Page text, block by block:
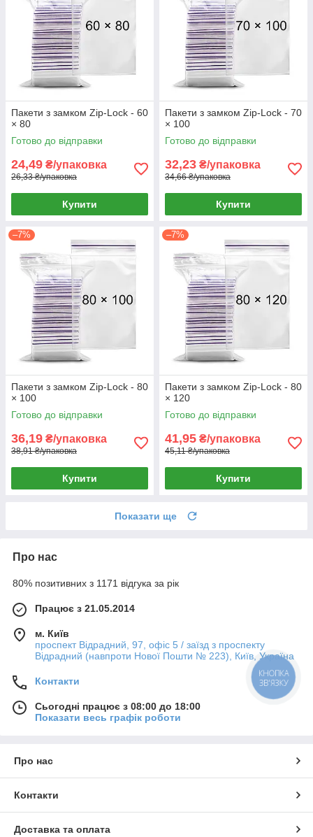
Пакети з замком Zip-Lock - 60
× 80
Готово до відправки
24,49 ₴/упаковка
26,33 ₴/упаковка
Купити
Пакети з замком Zip-Lock - 70
× 100
Готово до відправки
32,23 ₴/упаковка
34,66 ₴/упаковка
Купити
–7%
Пакети з замком Zip-Lock - 80
× 100
Готово до відправки
36,19 ₴/упаковка
38,91 ₴/упаковка
Купити
–7%
Пакети з замком Zip-Lock - 80
× 120
Готово до відправки
41,95 ₴/упаковка
45,11 ₴/упаковка
Купити
Показати ще
Про нас
80% позитивних з 1171 відгука за рік
Працює з 21.05.2014
м. Київ
проспект Відрадний, 97, офіс 5 / заїзд з проспекту
Відрадний (навпроти Нової Пошти № 223), Київ, Україна
Контакти
Сьогодні працює з 08:00 до 18:00
Показати весь графік роботи
Про нас
Контакти
Доставка та оплата
КНОПКА
ЗВ'ЯЗКУ